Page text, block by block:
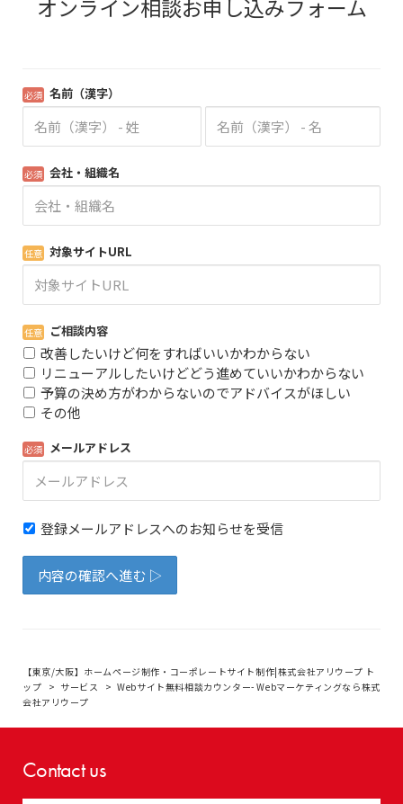
【東京/大阪】ホームページ制作・コーポレートサイト制作|株式会社アリウープ ト
ップ
サービス
Webサイト無料相談カウンター- Webマーケティングなら株式
会社アリウープ
Contact us